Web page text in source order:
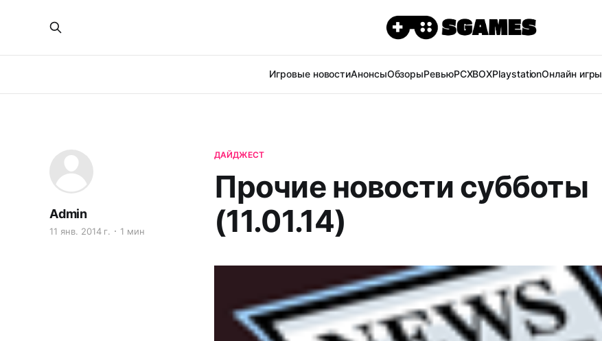
Игровые новостиАнонсыОбзорыРевьюPCXBOXPlaystationОнлайн игры
ДАЙДЖЕСТ
Прочие новости субботы
(11.01.14)
Admin
11 янв. 2014 г. 1 мин